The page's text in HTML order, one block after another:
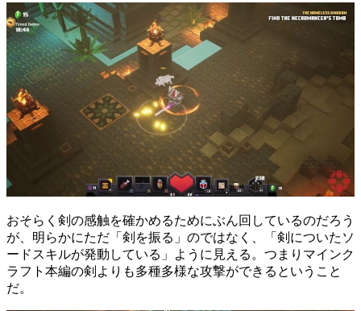
おそらく剣の感触を確かめるためにぶん回しているのだろう
が、明らかにただ「剣を振る」のではなく、「剣についたソ
ードスキルが発動している」ように見える。つまりマインク
ラフト本編の剣よりも多種多様な攻撃ができるということ
だ。